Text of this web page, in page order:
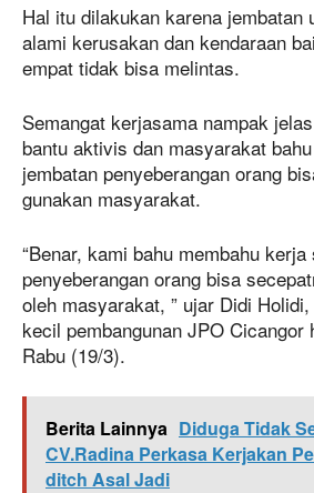
Hal itu dilakukan karena jembatan
alami kerusakan dan kendaraan
empat tidak bisa melintas.
Semangat kerjasama nampak
bantu aktivis dan masyarakat
jembatan penyeberangan orang
gunakan masyarakat.
“Benar, kami bahu membahu
penyeberangan orang bisa
oleh masyarakat, ” ujar Didi
kecil pembangunan JPO Cicangor
Rabu (19/3).
Berita Lainnya Diduga Tidak
CV.Radina Perkasa Kerjakan
ditch Asal Jadi